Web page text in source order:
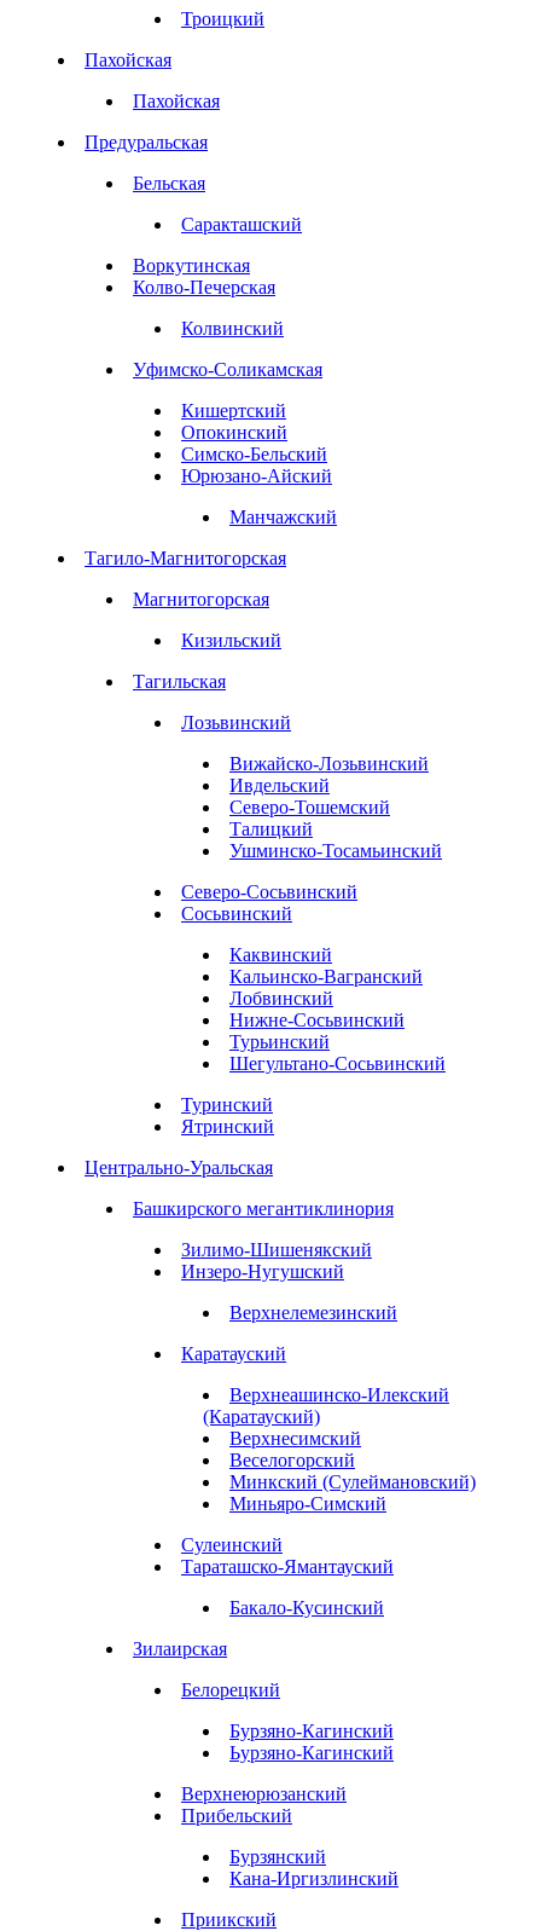
Троицкий
Пахойская
Пахойская
Предуральская
Бельская
Саракташский
Воркутинская
Колво-Печерская
Колвинский
Уфимско-Соликамская
Кишертский
Опокинский
Симско-Бельский
Юрюзано-Айский
Манчажский
Тагило-Магнитогорская
Магнитогорская
Кизильский
Тагильская
Лозьвинский
Вижайско-Лозьвинский
Ивдельский
Северо-Тошемский
Талицкий
Ушминско-Тосамьинский
Северо-Сосьвинский
Сосьвинский
Каквинский
Кальинско-Вагранский
Лобвинский
Нижне-Сосьвинский
Турьинский
Шегультано-Сосьвинский
Туринский
Ятринский
Центрально-Уральская
Башкирского мегантиклинория
Зилимо-Шишенякский
Инзеро-Нугушский
Верхнелемезинский
Каратауский
Верхнеашинско-Илекский
(Каратауский)
Верхнесимский
Веселогорский
Минкский (Сулеймановский)
Миньяро-Симский
Сулеинский
Тараташско-Ямантауский
Бакало-Кусинский
Зилаирская
Белорецкий
Бурзяно-Кагинский
Ьурзяно-Кагинский
Верхнеюрюзанский
Прибельский
Бурзянский
Кана-Иргизлинский
Приикский